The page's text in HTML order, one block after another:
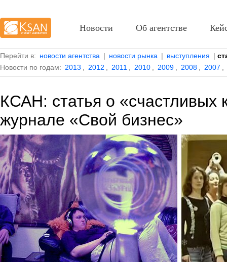
Перейти в: новости агентства | новости рынка | выступления |
Новости по годам: 2013 2012 2011 2010 2009 2008 2007
КСАН: статья о «счастливых
журнале «Свой бизнес»
Новости Об агентстве